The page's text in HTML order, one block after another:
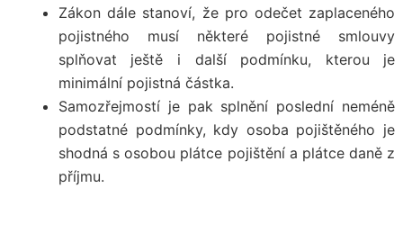
Zákon dále stanoví, že pro odečet zaplaceného
pojistného musí některé pojistné smlouvy
splňovat ještě i další podmínku, kterou je
minimální pojistná částka.
Samozřejmostí je pak splnění poslední neméně
podstatné podmínky, kdy osoba pojištěného je
shodná s osobou plátce pojištění a plátce daně z
příjmu.